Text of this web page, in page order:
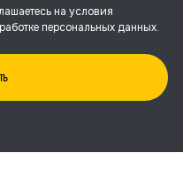
на условия
персональных данных.